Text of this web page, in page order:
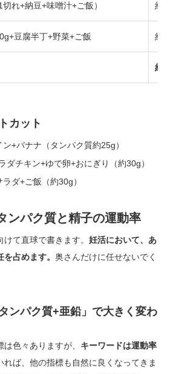
れ+納豆+味噌汁+ご飯） 約
豆腐半丁+野菜+ご飯 約
約
カット
+バナナ（タンパク質約25g）
ダチキン+ゆで卵+おにぎり（約30g）
ダ+ご飯（約30g）
ンパク質と精子の運動率
て直球で書きます。 妊活において、あ
占めます。 奥さんだけに任せないでく
ンパク質+亜鉛」で大きく変わ
色々ありますが、 キーワードは運動率
れば、他の指標も自然に良くなってきま